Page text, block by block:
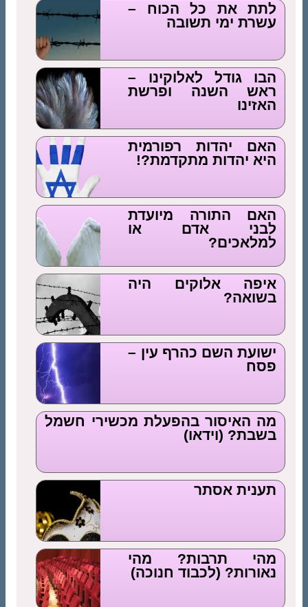
לתת את כל הכוח –
עשרת ימי תשובה
הבו גודל לאלוקינו –
ראש השנה ופרשת
האזינו
האם יהדות רפורמית
היא יהדות מתקדמת?!
האם התורה מיועדת
לבני אדם או
למלאכים?
איפה אלוקים היה
בשואה?
ישועת השם כהרף עין –
פסח
מה האיסור בהפעלת מכשירי חשמל
בשבת? (וידאו)
תענית אסתר
מהי תרבות? מהי
נאורות? (לכבוד חנוכה)